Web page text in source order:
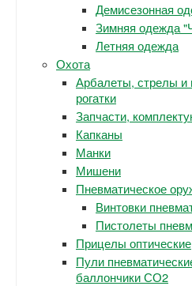
Демисезонная
Зимняя одежда
Летняя одежда
Охота
Арбалеты, стрелы и
рогатки
Запчасти,
Капканы
Манки
Мишени
Пневматическое
Винтовки
Пистолеты
Прицелы оптические
Пули
баллончики СО2